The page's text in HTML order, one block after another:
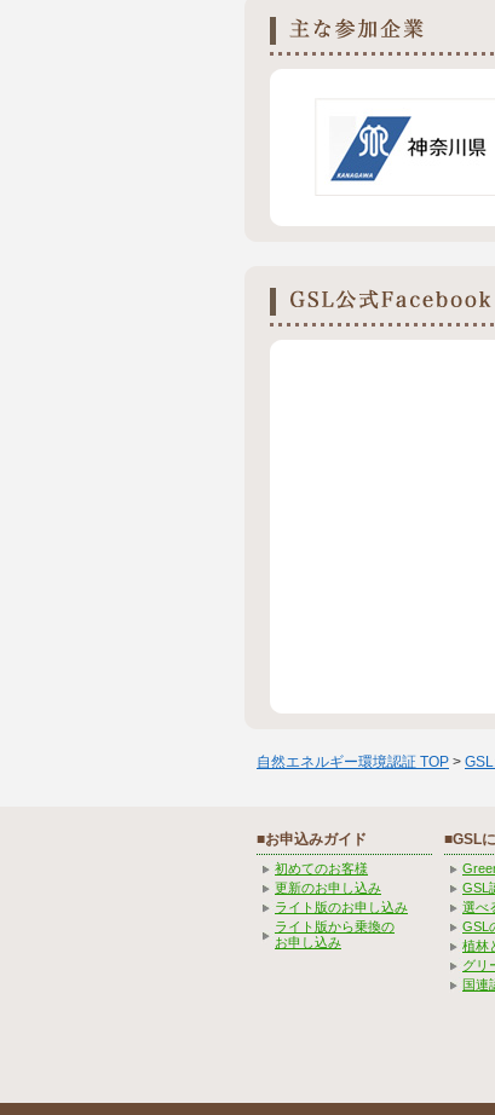
自然エネルギー環境認証 TOP >
■お申込みガイド
初めてのお客様
更新のお申し込み
ライト版のお申し込み
ライト版から乗換の
お申し込み
■GSL
GSL
選べ
GSL
植林
グリ
国連